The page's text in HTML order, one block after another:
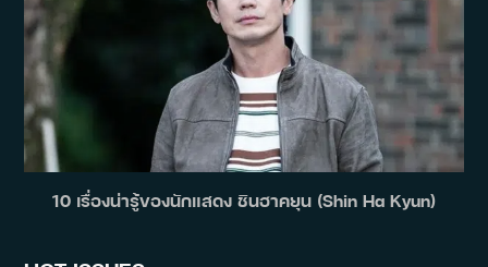
10 เรื่องน่ารู้ของนักแสดง ชินฮาคยุน (Shin Ha Kyun)